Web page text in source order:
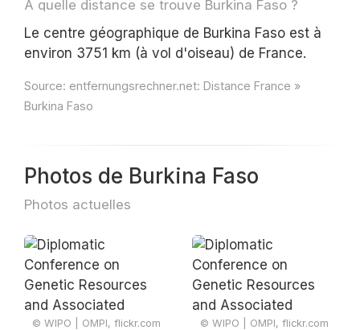
À quelle distance se trouve Burkina Faso ?
Le centre géographique de Burkina Faso est à
environ 3751 km (à vol d'oiseau) de France.
Source: entfernungsrechner.net: Distance France »
Burkina Faso
Photos de Burkina Faso
Photos actuelles
© WIPO | OMPI, flickr.com © WIPO | OMPI, flickr.com